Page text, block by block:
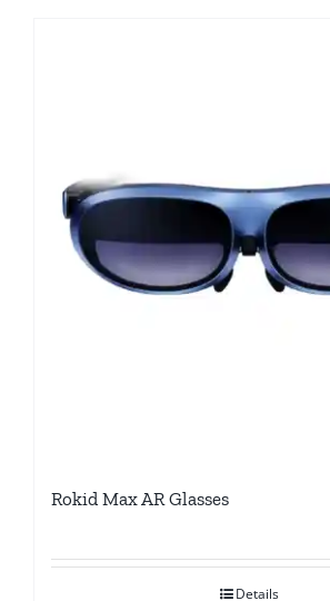
Rokid Max AR Glasses
Details